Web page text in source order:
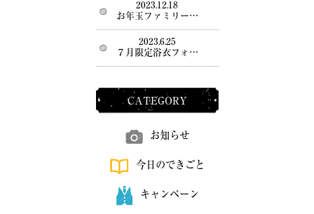
2023.12.18
お年玉ファミリー…
2023.6.25
７月限定浴衣フォ…
CATEGORY
お知らせ
今日のできごと
キャンペーン